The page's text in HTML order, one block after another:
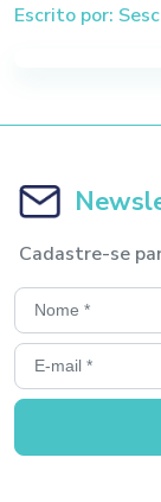
Escrito por:
Cadastre-se